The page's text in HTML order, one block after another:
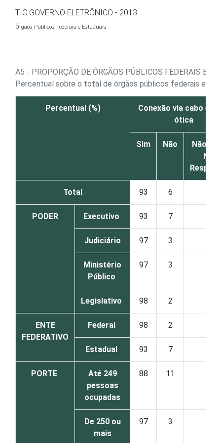
TIC GOVERNO ELETRÔNICO - 2013
Órgãos Públicos Federais e Estaduais
A5 - PROPORÇÃO DE ÓRGÃOS PÚBLICOS FEDERAIS E
Percentual sobre o total de órgãos públicos federais e
Percentual (%)
Conexão via cabo e
ótica
Sim Não
Não
Não
Total 93 6
PODER Executivo 93 7
Judiciário 97 3
Ministério
Público
97 3
Legislativo 98 2
ENTE
FEDERATIVO
Federal 98 2
Estadual 93 7
PORTE
Até 249
pessoas
ocupadas
88 11
De 250 ou
mais
97 3